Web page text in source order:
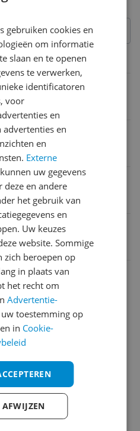
voor
gebruiken cookies en
om informatie
slaan en te openen
te verwerken,
identificatoren
voor
en
en
en
Externe
kunnen uw gegevens
en andere
het gebruik van
en
Uw keuzes
website. Sommige
zich beroepen op
in plaats van
het recht om
Advertentie-
toestemming op
in Cookie-